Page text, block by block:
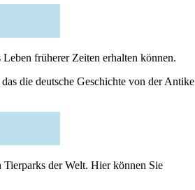
früherer Zeiten erhalten können.
die deutsche Geschichte von der Antike
der Welt. Hier können Sie